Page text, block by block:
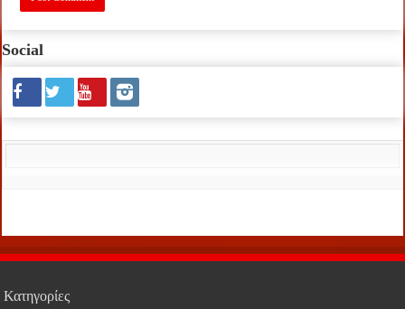
Social
Κατηγορίες